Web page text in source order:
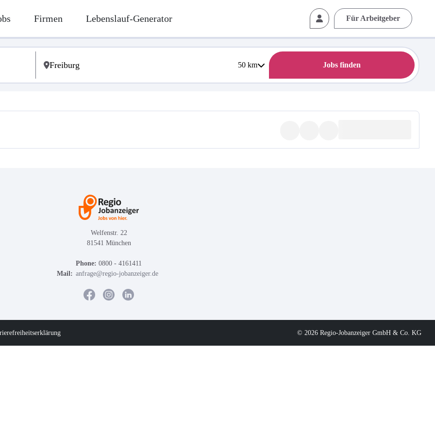
Firmen Lebenslauf-Generator Für Arbeitgeber
50km Jobs finden
Welfenstr. 22
81541 München
Phone: 0800 - 4161411
Mail: anfrage@regio-jobanzeiger.de
© 2026 Regio-Jobanzeiger GmbH & Co. KG